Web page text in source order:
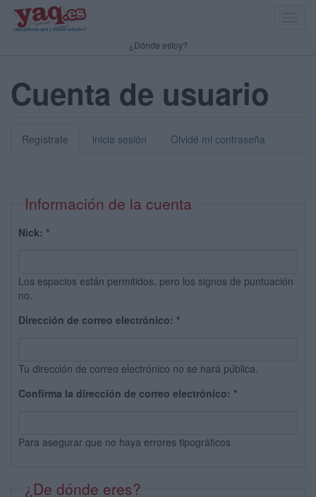
¿Dónde estoy?
Cuenta de usuario
Regístrate inicia sesión Olvidé mi contraseña
Información de la cuenta
Nick: *
Los espacios están permitidos, pero los signos de puntuación
no.
Dirección de correo electrónico: *
Tu dirección de correo electrónico no se hará pública.
Confirma la dirección de correo electrónico: *
Para asegurar que no haya errores tipográficos
¿De dónde eres?